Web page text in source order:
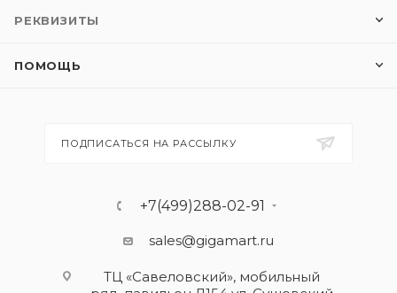
РЕКВИЗИТЫ
ПОМОЩЬ
ПОДПИСАТЬСЯ НА РАССЫЛКУ
+7(499)288-02-91
sales@gigamart.ru
ТЦ «Савеловский», мобильный